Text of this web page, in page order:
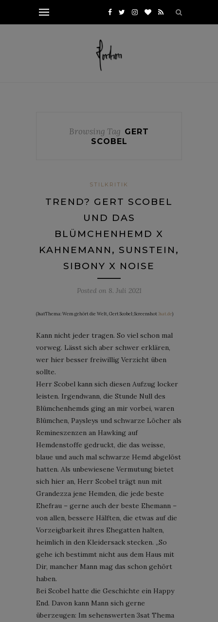
Browsing Tag GERT
SCOBEL
STILKRITIK
TREND? GERT SCOBEL
UND DAS
BLÜMCHENHEMD X
KAHNEMANN, SUNSTEIN,
SIBONY X NOISE
Posted on 8. Juli 2021
(3satThema: Wem gehört die Welt, Gert Scobel; Screenshot 3sat.de)
Kann nicht jeder tragen. So viel schon mal
vorweg. Lässt sich aber schwer erklären,
wer hier besser freiwillig Verzicht üben
sollte.
Herr Scobel kann sich diesen Aufzug locker
leisten. Irgendwann, die Stunde Null des
Blümchenhemds ging an mir vorbei, waren
Blümchen, Paysleys und schwarze Löcher als
Remineszenzen an Hawking auf
Hemdenstoffe gedruckt, die das weisse,
blaue und auch mal schwarze Hemd abgelöst
hatten. Als unbewiesene Vermutung bietet
sich hier an, Herr Scobel trägt nun mit
Grandezza jene Hemden, die jede beste
Ehefrau – gerne auch der beste Ehemann –
von allen, bessere Hälften, die etwas auf die
Vorzeigbarkeit ihres Ehegatten halten,
heimlich in den Kleidersack stecken. „So
gehe ich bestimmt nicht aus dem Haus mit
Dir, mancher Mann mag das schon gehört
haben.
Bei Scobel hatte die Geschichte ein Happy
End. Davon kann Mann sich gerne
überzeugen: Im sehenswerten 3sat Thema